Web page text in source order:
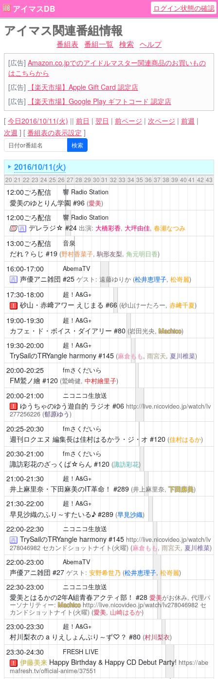
アイマスDB ログイン状態の確認
アイマス関連番組情報
番組表 番組一覧 検索 ヘルプ
[広告] Amazon.co.jpでのアイドルマスター関連商品のお買いもの
はこちらから
[広告]
【楽天市場】Apple Gift Card 認定店
[広告]
【楽天市場】Google Play ギフトコード 認定店
[ 今日2016/10/11(火) || 前日 | 翌日 | 前ページ | 次ページ | 前週 |
次週 ] [ 番組表の表示設定 ]
2016/10/11(火)
20 21 22 23 24 25 26 27 28 29 30 31 32 33 34 35 36 37 38 39 40 41 42 43
12:00ごろ配信 響 Radio Station
愛美のゆとりん学園 #96 (愛美)
12:00ごろ配信 響 Radio Station
再 デレラジ☆ #24 出演: 大橋彩香, 大坪由佳, 春瀬なつみ
13:00ごろ配信 音泉
だれ？らじ #19 (野村香菜子, 駒形友梨, 角元明日香)
16:00-17:00 AbemaTV
再 声優アニ雑団 #25 ゲスト: 遠藤ゆりか (松井恵理子, 松嵜麗)
17:30-18:00 超！A&G+
！ 砂山・赤﨑アワー えじまる #66 (砂山けーたろー, 赤﨑千夏)
19:00-19:30 超！A&G+
カフェ・ド・ボイス・ダイアリー #80 (岩田光央, Machico)
19:30-20:00 超！A&G+
TrySailのTRYangle harmony#145 (麻倉もも, 雨宮天, 夏川椎菜)
20:00-20:25 fmさくだいら
FM鷲ノ繪#120 (鷲崎健, 中村繪里子)
20:00-21:00 ニコニコ生放送
！ ゆうちゃのゆう遊自的 ラジオ #06 http://live.nicovideo.jp/watch/lv
277256226 (郁原ゆう)
20:25-20:30 fmさくだいら
週刊ロクエヌ 編集長は佳村はるかラ・ジ・オ #120 (佳村はるか)
20:30-21:00 fmさくだいら
諏訪彩花のざっくば☆らん #120 (諏訪彩花)
21:00-21:30 超！A&G+
井上麻里奈・下田麻美のIT革命！ #289 (井上麻里奈,下田麻美)
21:30-22:00 超！A&G+
早見沙織のふり～すたいる♪#289 (早見沙織)
22:00-22:30 ニコニコ生放送
再 TrySailのTRYangle harmony#145 http://live.nicovideo.jp/watch/lv
278046982セカンドショットナイト(火曜) (麻倉もも, 雨宮天, 夏川椎菜)
22:00-23:00 AbemaTV
声優アニ雑団 #27 ゲスト: 安野希世乃 (松井恵理子, 松嵜麗)
22:30-23:00 ニコニコ生放送
愛美とはるかの2年A組青春アクティ部！ #28 愛美がお休み, 代理パ
ーソナリティー: Machico http://live.nicovideo.jp/watch/lv278046982セ
カンドショットナイト(火曜) (愛美, 山崎はるか)
23:00-23:30 超！A&G+
村川梨衣の a りえしょんぷり～ず♡？ #80 (村川梨衣)
23:30-24:30 FRESH LIVE
！ 伊藤美来Happy Birthday & Happy CD Debut Party! https://abe
mafresh.tv/official-anime/37551